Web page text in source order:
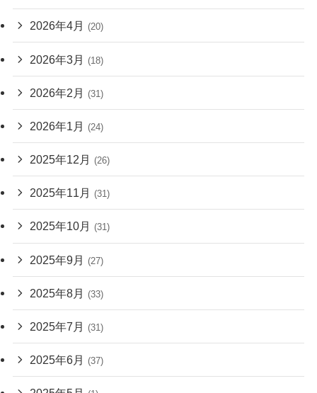
2026年4月 (20)
2026年3月 (18)
2026年2月 (31)
2026年1月 (24)
2025年12月 (26)
2025年11月 (31)
2025年10月 (31)
2025年9月 (27)
2025年8月 (33)
2025年7月 (31)
2025年6月 (37)